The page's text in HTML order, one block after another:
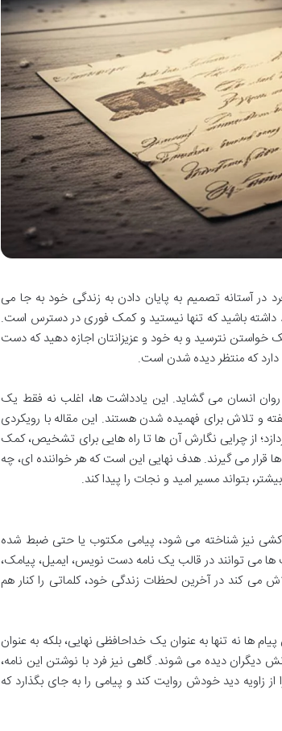
در آستانه تصمیم به پایان دادن به زندگی خود به جا می
داشته باشید که تنها نیستید و کمک فوری در دسترس است.
(۱۱۵) تماس بگیرید. هرگز از کمک خواستن نترسید و به خود و عزیزانتان اجازه دهید که دست
دارد که منتظر دیده شدن است.
انسان می گشاید. این یادداشت ها، اغلب نه فقط یک
و تلاش برای فهمیده شدن هستند. این مقاله با رویکردی
از چرایی نگارش آن ها تا راه هایی برای تشخیص، کمک
قرار می گیرند. هدف نهایی این است که هر خواننده ای، چه
بتواند مسیر امید و نجات را پیدا کند.
نیز شناخته می شود، پیامی مکتوب یا حتی ضبط شده
می توانند در قالب یک نامه دست نویس، ایمیل، پیامک،
کند در آخرین لحظات زندگی خود، کلماتی را کنار هم
ها نه تنها به عنوان یک خداحافظی نهایی، بلکه به عنوان
دیده می شوند. گاهی نیز فرد با نوشتن این نامه،
دید خودش روایت کند و پیامی را به جای بگذارد که